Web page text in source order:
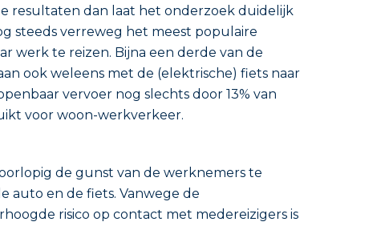
resultaten dan laat het onderzoek duidelijk
steeds verreweg het meest populaire
werk te reizen. Bijna een derde van de
ook weleens met de (elektrische) fiets naar
vervoer nog slechts door 13% van
voor woon-werkverkeer.
de gunst van de werknemers te
auto en de fiets. Vanwege de
risico op contact met medereizigers is